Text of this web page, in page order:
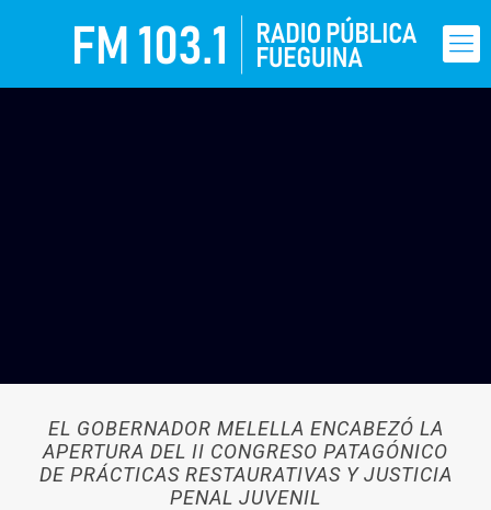
EL GOBERNADOR MELELLA ENCABEZÓ LA
APERTURA DEL II CONGRESO PATAGÓNICO
DE PRÁCTICAS RESTAURATIVAS Y JUSTICIA
PENAL JUVENIL